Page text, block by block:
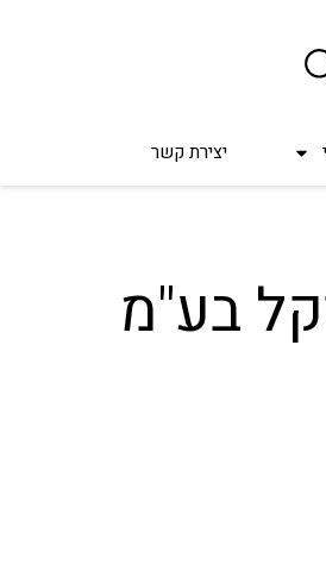
יצירת קשר
בע"מ